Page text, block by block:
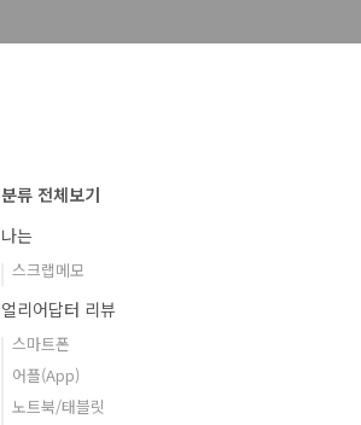
분류 전체보기
나는
스크랩메모
얼리어답터 리뷰
스마트폰
어플(App)
노트북/태블릿